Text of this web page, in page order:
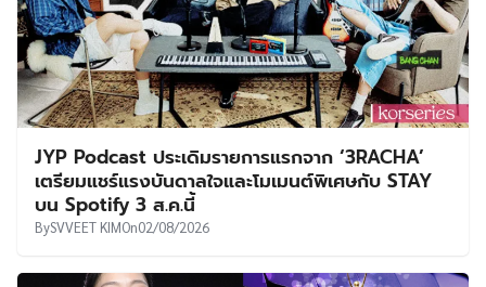
JYP Podcast ประเดิมรายการแรกจาก ‘3RACHA’
เตรียมแชร์แรงบันดาลใจและโมเมนต์พิเศษกับ STAY
บน Spotify 3 ส.ค.นี้
BySVVEET KIMOn02/08/2026